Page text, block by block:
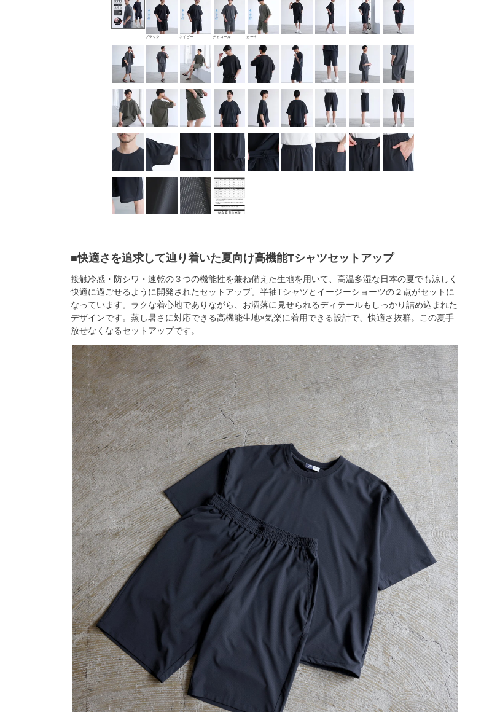
ブラック ネイビー チャコール カーキ
■快適さを追求して辿り着いた夏向け高機能Tシャツセットアップ
接触冷感・防シワ・速乾の３つの機能性を兼ね備えた生地を用いて、高温多湿な日本の夏でも涼しく
快適に過ごせるように開発されたセットアップ。半袖Tシャツとイージーショーツの２点がセットに
なっています。ラクな着心地でありながら、お洒落に見せられるディテールもしっかり詰め込まれた
デザインです。蒸し暑さに対応できる高機能生地×気楽に着用できる設計で、快適さ抜群。この夏手
放せなくなるセットアップです。